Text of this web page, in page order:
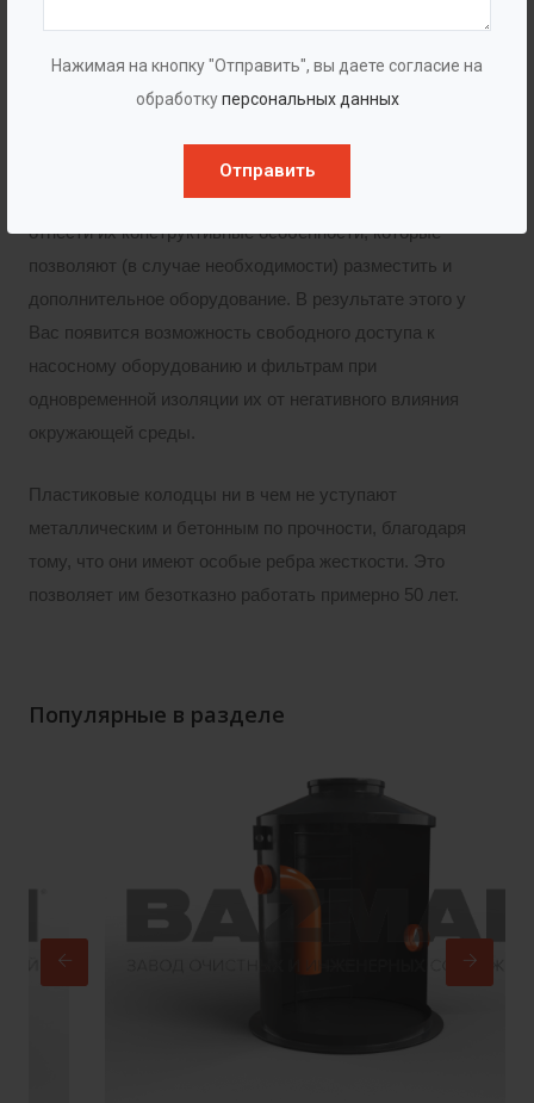
Нажимая на кнопку "Отправить", вы даете согласие на
обработкуперсональных данных
Отправить
К несомненным достоинствам колодцев можно
отнести их конструктивные особенности, которые
позволяют (в случае необходимости) разместить и
дополнительное оборудование. В результате этого у
Вас появится возможность свободного доступа к
насосному оборудованию и фильтрам при
одновременной изоляции их от негативного влияния
окружающей среды.
Пластиковые колодцы ни в чем не уступают
металлическим и бетонным по прочности, благодаря
тому, что они имеют особые ребра жесткости. Это
позволяет им безотказно работать примерно 50 лет.
Популярные в разделе